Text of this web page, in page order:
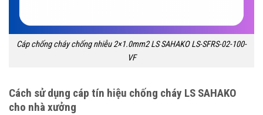
Cáp chống cháy chống nhiễu 2×1.0mm2 LS SAHAKO LS-SFRS-02-100-
VF
Cách sử dụng cáp tín hiệu chống cháy LS SAHAKO
cho nhà xưởng